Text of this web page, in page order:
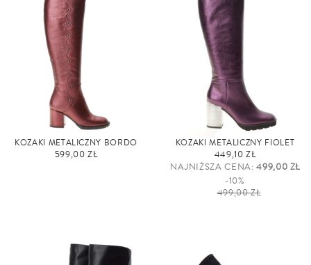
KOZAKI METALICZNY BORDO
599,00 ZŁ
KOZAKI METALICZNY FIOLET
449,10 ZŁ
NAJNIŻSZA CENA:499,00 ZŁ
-10%
499,00 ZŁ